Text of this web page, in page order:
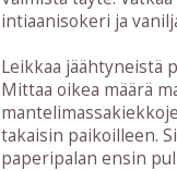
intiaanisokeri ja
Leikkaa jäähtyneistä
Mittaa oikea määrä
takaisin paikoilleen.
paperipalan ensin